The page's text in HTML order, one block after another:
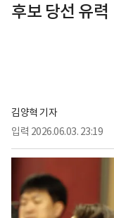
후보 당선 유력
김양혁 기자
입력 2026.06.03. 23:19